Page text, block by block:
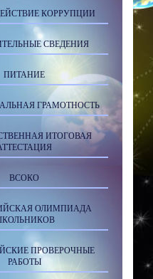
КОРРУПЦИИ
СВЕДЕНИЯ
ПИТАНИЕ
ГРАМОТНОСТЬ
ИТОГОВАЯ
ВСОКО
ОЛИМПИАДА
ПРОВЕРОЧНЫЕ
РАБОТЫ